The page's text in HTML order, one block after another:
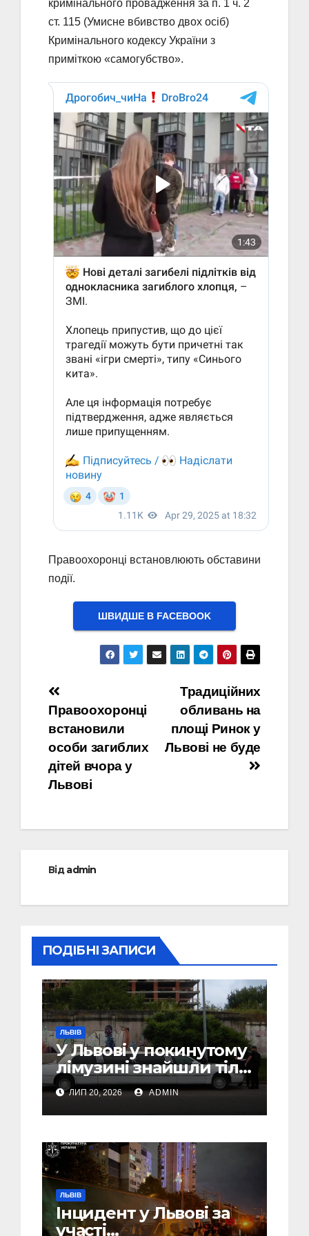
кримінального провадження за п. 1 ч. 2
ст. 115 (Умисне вбивство двох осіб)
Кримінального кодексу України з
приміткою «самогубство».
Правоохоронці встановлюють обставини
події.
ШВИДШЕ В FACEBOOK
Навігація
записів
Традиційних
обливань на
площі Ринок у
Львові не буде
Правоохоронці
встановили
особи загиблих
дітей вчора у
Львові
Відadmin
ПОДІБНІ ЗАПИСИ
ЛЬВІВ
У Львові у покинутому
лімузині знайшли тіло
46-річного чоловіка
ЛИП 20, 2026 ADMIN
ЛЬВІВ
Інцидент у Львові за
участі